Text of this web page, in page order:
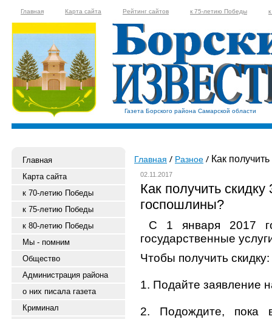
Главная Карта сайта Рейтинг сайтов к 75-летию Победы
Газета Борского района Самарской области
Главная
Карта сайта
к 70-летию Победы
к 75-летию Победы
к 80-летию Победы
Мы - помним
Общество
Администрация района
о них писала газета
Криминал
Главная Разное Как
02.11.2017
Как получить
госпошлины?
С 1 января 2017
государственные
Чтобы получить скидку:
1. Подайте заявление
2. Подождите, пока